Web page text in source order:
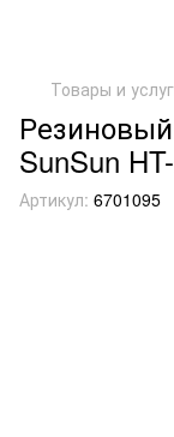
Товары и
SunSun
Артикул: 6701095